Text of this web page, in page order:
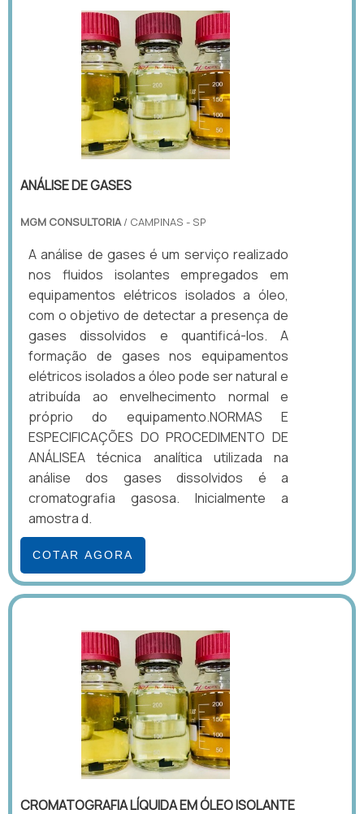
ANÁLISE DE GASES
MGM CONSULTORIA/ CAMPINAS - SP
A análise de gases é um serviço realizado
nos fluidos isolantes empregados em
equipamentos elétricos isolados a óleo,
com o objetivo de detectar a presença de
gases dissolvidos e quantificá-los. A
formação de gases nos equipamentos
elétricos isolados a óleo pode ser natural e
atribuída ao envelhecimento normal e
próprio do equipamento.NORMAS E
ESPECIFICAÇÕES DO PROCEDIMENTO DE
ANÁLISEA técnica analítica utilizada na
análise dos gases dissolvidos é a
cromatografia gasosa. Inicialmente a
amostra d.
COTAR AGORA
CROMATOGRAFIA LÍQUIDA EM ÓLEO ISOLANTE